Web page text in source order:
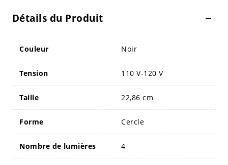
Détails du Produit
Couleur Noir
Tension 110 V-120 V
Taille 22,86 cm
Forme Cercle
Nombre de lumières 4